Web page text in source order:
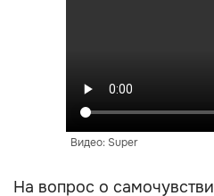
Видео: Super
На вопрос о